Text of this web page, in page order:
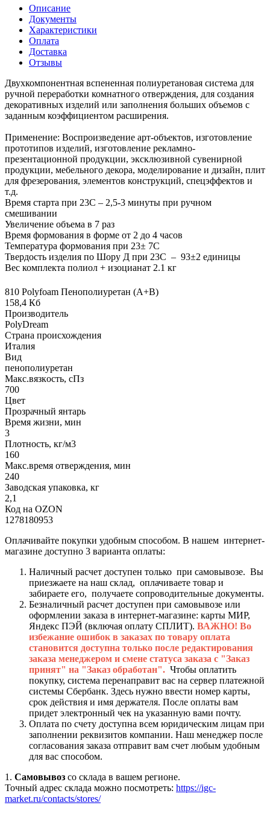
Описание
Документы
Характеристики
Оплата
Доставка
Отзывы
Двухкомпонентная вспененная полиуретановая система для
ручной переработки комнатного отверждения, для создания
декоративных изделий или заполнения больших объемов с
заданным коэффициентом расширения.
Применение: Воспроизведение арт-объектов, изготовление
прототипов изделий, изготовление рекламно-
презентационной продукции, эксклюзивной сувенирной
продукции, мебельного декора, моделирование и дизайн, плит
для фрезерования, элементов конструкций, спецэффектов и
т.д.
Время старта при 23С – 2,5-3 минуты при ручном
смешивании
Увеличение объема в 7 раз
Время формования в форме от 2 до 4 часов
Температура формования при 23± 7С
Твердость изделия по Шору Д при 23С – 93±2 единицы
Вес комплекта полиол + изоцианат 2.1 кг
810 Polyfoam Пенополиуретан (А+В)
158,4 Кб
Производитель
PolyDream
Страна происхождения
Италия
Вид
пенополиуретан
Макс.вязкoсть, сПз
700
Цвет
Прозрачный янтарь
Время жизни, мин
3
Плотность, кг/м3
160
Макс.время отверждения, мин
240
Заводская упаковка, кг
2,1
Код на OZON
1278180953
Оплачивайте покупки удобным способом. В нашем интернет-
магазине доступно 3 варианта оплаты:
Наличный расчет доступен только при самовывозе. Вы
приезжаете на наш склад, оплачиваете товар и
забираете его, получаете сопроводительные документы.
Безналичный расчет доступен при самовывозе или
оформлении заказа в интернет-магазине: карты МИР,
Яндекс ПЭЙ (включая оплату СПЛИТ). ВАЖНО! Во
избежание ошибок в заказах по товару оплата
становится доступна только после редактирования
заказа менеджером и смене статуса заказа с "Заказ
принят" на "Заказ обработан". Чтобы оплатить
покупку, система перенаправит вас на сервер платежной
системы Сбербанк. Здесь нужно ввести номер карты,
срок действия и имя держателя. После оплаты вам
придет электронный чек на указанную вами почту.
Оплата по счету доступна всем юридическим лицам при
заполнении реквизитов компании. Наш менеджер после
согласования заказа отправит вам счет любым удобным
для вас способом.
1. Самовывоз со склада в вашем регионе.
Точный адрес склада можно посмотреть: https://igc-
market.ru/contacts/stores/